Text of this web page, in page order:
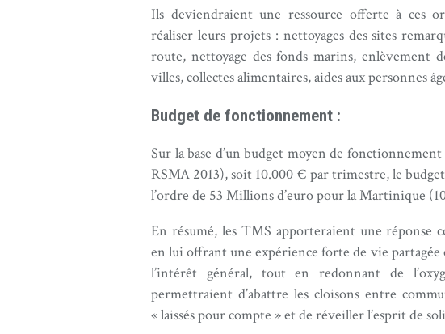
Ils deviendraient une ressource offerte à ces
réaliser leurs projets : nettoyages des sites
route, nettoyage des fonds marins, enlèvement
villes, collectes alimentaires, aides aux personnes
Budget de fonctionnement :
Sur la base d’un budget moyen de
RSMA 2013), soit 10.000 € par trimestre, le
l’ordre de 53 Millions d’euro pour la Martinique
En résumé, les TMS apporteraient une réponse
en lui offrant une expérience forte de vie partagée
l’intérêt général, tout en redonnant de
permettraient d’abattre les cloisons entre
« laissés pour compte » et de réveiller l’esprit de